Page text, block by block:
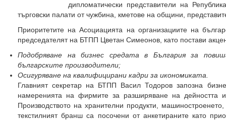
дипломатически представители на
търговски палати от чужбина, кметове на общини,
Приоритетите на Асоциацията на организациите на
председателят на БТПП Цветан Симеонов, като постави
Подобряване на бизнес средата в България за
българските производители;
Осигуряване на квалифицирани кадри за икономиката.
Главният секретар на БТПП Васил Тодоров запозна
намеренията на фирмите за разширяване на дейността
Производството на хранителни продукти,
текстилният бранш са посочени от анкетираните като